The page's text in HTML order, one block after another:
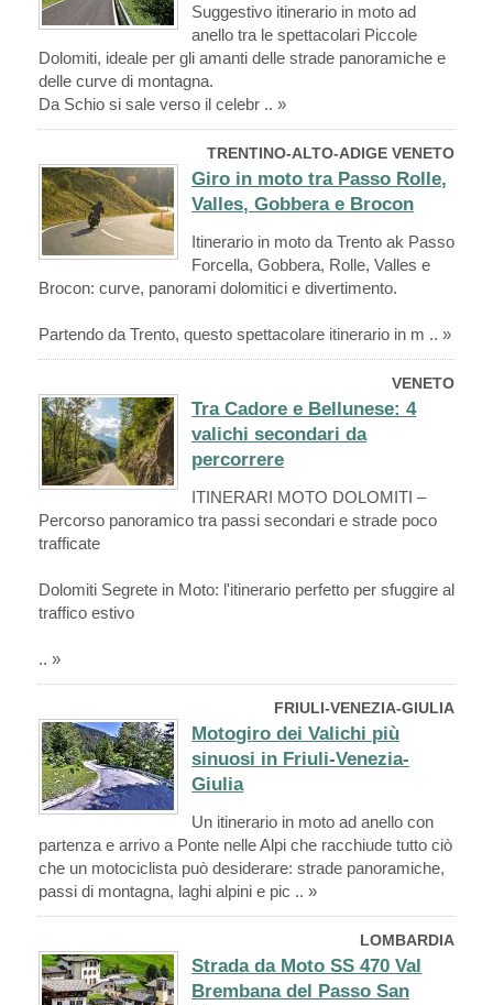
Suggestivo itinerario in moto ad
anello tra le spettacolari Piccole
Dolomiti, ideale per gli amanti delle strade panoramiche e
delle curve di montagna.
Da Schio si sale verso il celebr .. »
TRENTINO-ALTO-ADIGE VENETO
Giro in moto tra Passo Rolle,
Valles, Gobbera e Brocon
Itinerario in moto da Trento ak Passo
Forcella, Gobbera, Rolle, Valles e
Brocon: curve, panorami dolomitici e divertimento.
Partendo da Trento, questo spettacolare itinerario in m .. »
VENETO
Tra Cadore e Bellunese: 4
valichi secondari da
percorrere
ITINERARI MOTO DOLOMITI –
Percorso panoramico tra passi secondari e strade poco
trafficate
Dolomiti Segrete in Moto: l'itinerario perfetto per sfuggire al
traffico estivo
.. »
FRIULI-VENEZIA-GIULIA
Motogiro dei Valichi più
sinuosi in Friuli-Venezia-
Giulia
Un itinerario in moto ad anello con
partenza e arrivo a Ponte nelle Alpi che racchiude tutto ciò
che un motociclista può desiderare: strade panoramiche,
passi di montagna, laghi alpini e pic .. »
LOMBARDIA
Strada da Moto SS 470 Val
Brembana del Passo San